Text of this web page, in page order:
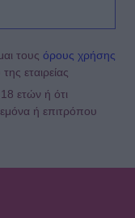
τους όρους χρήσης
εταιρείας
ετών ή ότι
ή επιτρόπου